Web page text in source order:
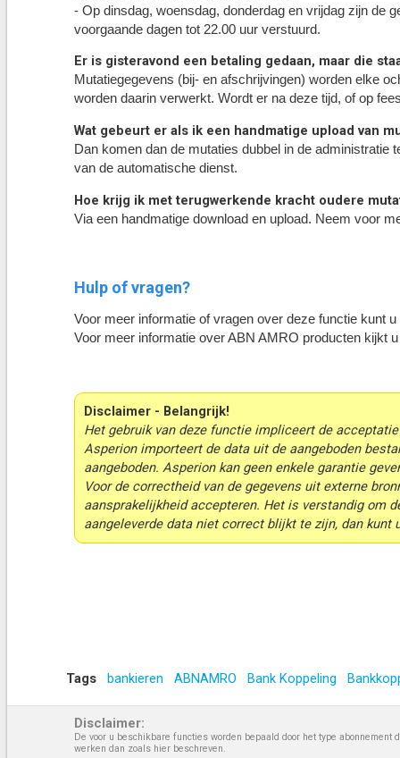
- Op dinsdag, woensdag, donderdag en vrijdag zijn de
voorgaande dagen tot 22.00 uur verstuurd.
Er is gisteravond een betaling gedaan, maar die
Mutatiegegevens (bij- en afschrijvingen) worden elke
worden daarin verwerkt. Wordt er na deze tijd, of op
Wat gebeurt er als ik een handmatige upload van
Dan komen dan de mutaties dubbel in de
van de automatische dienst.
Hoe krijg ik met terugwerkende kracht oudere
Via een handmatige download en upload. Neem voor
Hulp of vragen?
Voor meer informatie of vragen over deze functie kunt
Voor meer informatie over ABN AMRO producten kijkt
Disclaimer - Belangrijk!
Het gebruik van deze functie impliceert de
Asperion importeert de data uit de aangeboden
aangeboden. Asperion kan geen enkele garantie
Voor de correctheid van de gegevens uit externe
aansprakelijkheid accepteren. Het is verstandig om
aangeleverde data niet correct blijkt te zijn, dan kunt
Tags bankieren ABNAMRO Bank Koppeling
Disclaimer:
De voor u beschikbare functies worden bepaald door het type
werken dan zoals hier beschreven.